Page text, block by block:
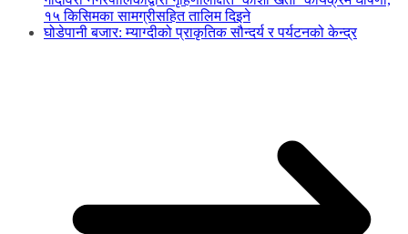
१५ किसिमका सामग्रीसहित तालिम दिइने
घोडेपानी बजार: म्याग्दीको प्राकृतिक सौन्दर्य र पर्यटनको केन्द्र